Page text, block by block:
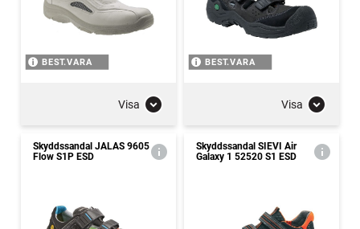
BEST.VARA
Visa
BEST.VARA
Visa
Skyddssandal JALAS 9605
Flow S1P ESD
Skyddssandal SIEVI Air
Galaxy 1 52520 S1 ESD